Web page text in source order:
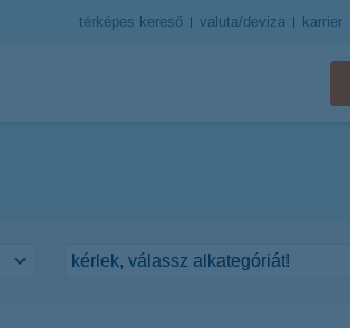
térképes kereső valuta/deviza karrier